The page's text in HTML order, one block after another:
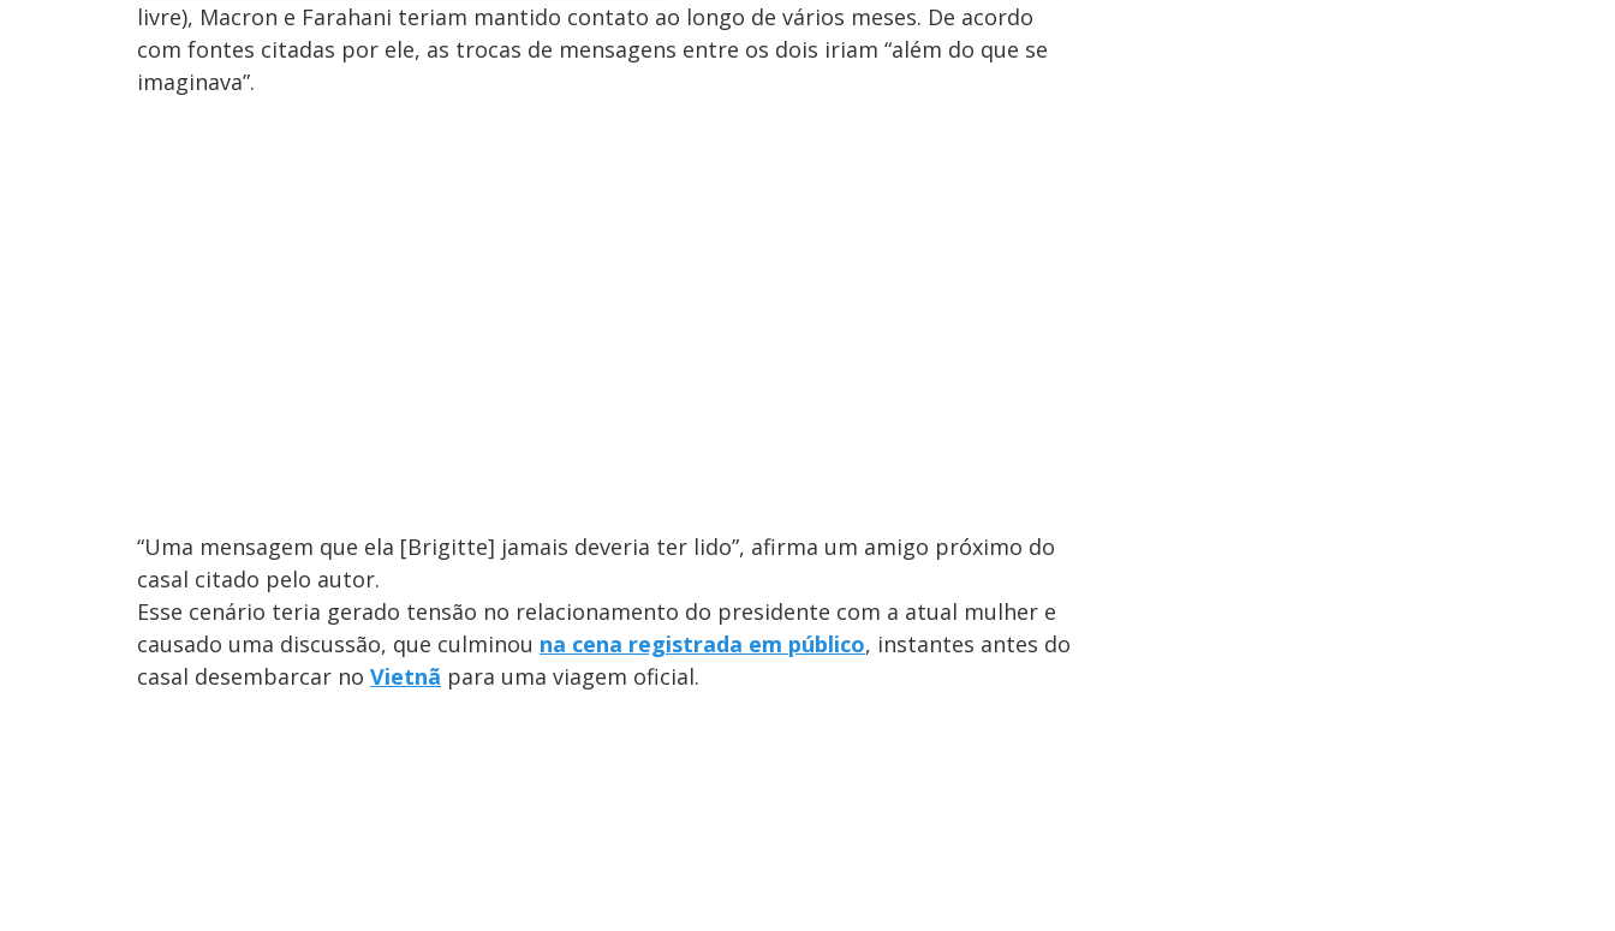
livre), Macron e Farahani teriam mantido contato ao longo de vários meses. De acordo
com fontes citadas por ele, as trocas de mensagens entre os dois iriam “além do que se
imaginava”.
“Uma mensagem que ela [Brigitte] jamais deveria ter lido”, afirma um amigo próximo do
casal citado pelo autor.
Esse cenário teria gerado tensão no relacionamento do presidente com a atual mulher e
causado uma discussão, que culminou na cena registrada em público, instantes antes do
casal desembarcar no Vietnã para uma viagem oficial.